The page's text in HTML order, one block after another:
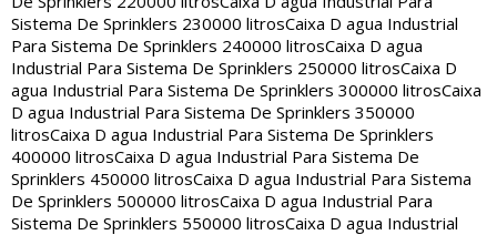
Sistema De Sprinklers 230000 litrosCaixa D agua Industrial
Para Sistema De Sprinklers 240000 litrosCaixa D agua
Industrial Para Sistema De Sprinklers 250000 litrosCaixa D
agua Industrial Para Sistema De Sprinklers 300000 litrosCaixa
D agua Industrial Para Sistema De Sprinklers 350000
litrosCaixa D agua Industrial Para Sistema De Sprinklers
400000 litrosCaixa D agua Industrial Para Sistema De
Sprinklers 450000 litrosCaixa D agua Industrial Para Sistema
De Sprinklers 500000 litrosCaixa D agua Industrial Para
Sistema De Sprinklers 550000 litrosCaixa D agua Industrial